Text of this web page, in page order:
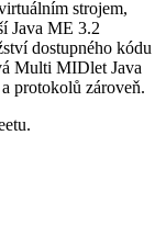
strojem,
Java ME 3.2
dostupného kódu
Multi MIDlet Java
protokolů zároveň.